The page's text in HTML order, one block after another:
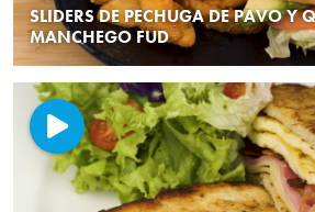
SLIDERS DE PECHUGA DE PAVO Y
MANCHEGO FUD